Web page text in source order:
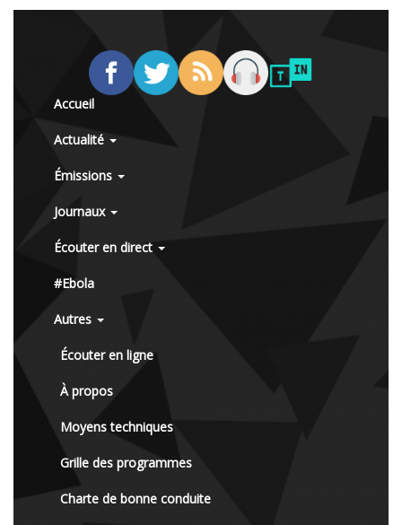
Accueil
Actualité
Émissions
Journaux
Écouter en direct
#Ebola
Autres
Écouter en ligne
À propos
Moyens techniques
Grille des programmes
Charte de bonne conduite